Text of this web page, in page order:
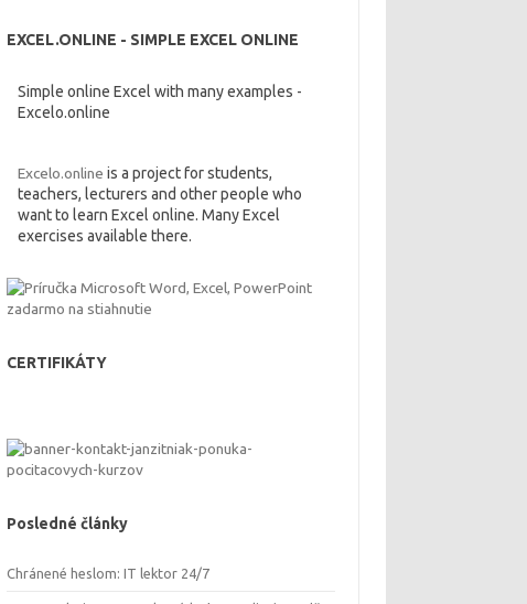
EXCEL.ONLINE - SIMPLE EXCEL ONLINE
Simple online Excel with many examples -
Excelo.online
Excelo.online is a project for students,
teachers, lecturers and other people who
want to learn Excel online. Many Excel
exercises available there.
CERTIFIKÁTY
Posledné články
Chránené heslom: IT lektor 24/7